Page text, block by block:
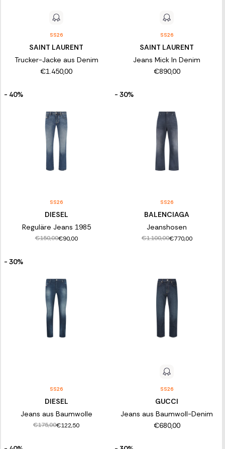
SS26
SAINT LAURENT
Trucker-Jacke aus Denim
€1.450,00
SS26
SAINT LAURENT
Jeans Mick In Denim
€890,00
- 40%
SS26
DIESEL
Reguläre Jeans 1985
€150,00€90,00
- 30%
SS26
BALENCIAGA
Jeanshosen
€1.100,00€770,00
- 30%
SS26
DIESEL
Jeans aus Baumwolle
€175,00€122,50
SS26
GUCCI
Jeans aus Baumwoll-Denim
€680,00